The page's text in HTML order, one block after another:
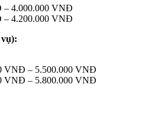
– 4.000.000 VNĐ
– 4.200.000 VNĐ
VNĐ – 5.500.000 VNĐ
VNĐ – 5.800.000 VNĐ